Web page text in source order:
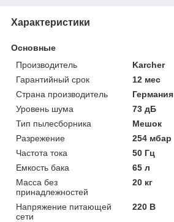
Характеристики
Основные
Производитель
Karcher
Гарантийный срок
12 мес
Страна производитель
Германия
Уровень шума
73 дБ
Тип пылесборника
Мешок
Разрежение
254 мбар
Частота тока
50 Гц
Емкость бака
65 л
Масса без
принадлежностей
20 кг
Напряжение питающей
сети
220 В